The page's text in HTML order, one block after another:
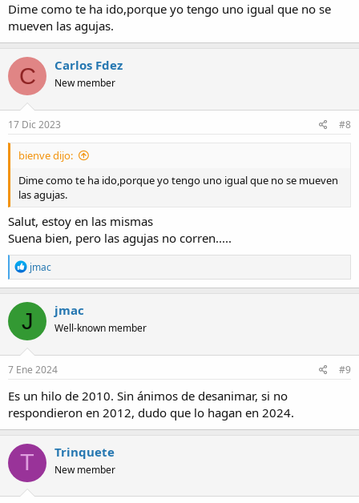
Dime como te ha ido,porque yo tengo uno igual que no se
mueven las agujas.
C Carlos Fdez
New member
17 Dic 2023 #8
bienve dijo:
Dime como te ha ido,porque yo tengo uno igual que no se mueven
las agujas.
Salut, estoy en las mismas
Suena bien, pero las agujas no corren.....
R
e
a
c
t
i
o
n
s
jmac
J jmac
Well-known member
7 Ene 2024 #9
Es un hilo de 2010. Sin ánimos de desanimar, si no
respondieron en 2012, dudo que lo hagan en 2024.
T Trinquete
New member